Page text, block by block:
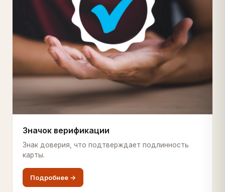
Значок верификации
Знак доверия, что подтверждает подлинность
карты.
Подробнее →